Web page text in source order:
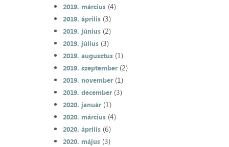
2019. március(4)
2019. április(3)
2019. június(2)
2019. július(3)
2019. augusztus(1)
2019. szeptember(2)
2019. november(1)
2019. december(3)
2020. január(1)
2020. március(4)
2020. április(6)
2020. május(3)